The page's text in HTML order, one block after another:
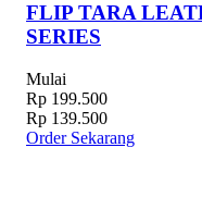
FLIP TARA
SERIES
Mulai
Rp 199.500
Rp 139.500
Order Sekarang